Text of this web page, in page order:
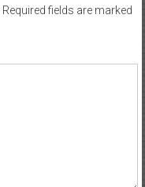
Required fields are marked